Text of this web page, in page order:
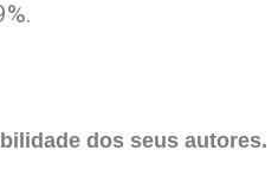
dos seus autores.